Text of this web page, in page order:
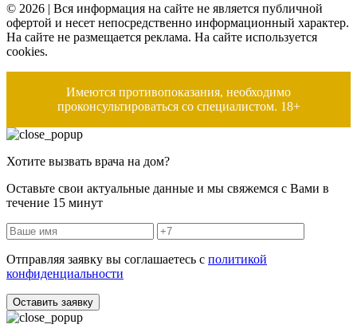
© 2026 | Вся информация на сайте не является публичной
офертой и несет непосредственно информационный характер.
На сайте не размещается реклама. На сайте используется
cookies.
Имеются противопоказания, необходимо
проконсультироваться со специалистом. 18+
Хотите вызвать врача на дом?
Оставьте свои актуальные данные и мы свяжемся с Вами в
течение 15 минут
Отправляя заявку вы соглашаетесь с политикой
конфиденциальности
Оставить заявку